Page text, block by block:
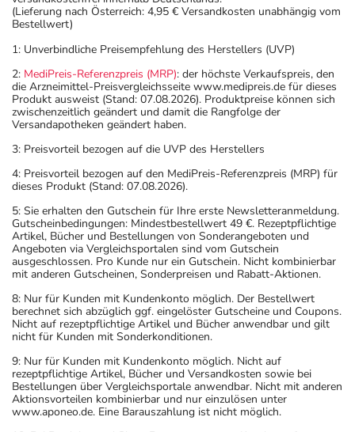
dem Arzt oder Apotheker angeben. Das gilt auch für
Arzneimittel, die Sie selbst kaufen, nur gelegentlich
anwenden oder deren Anwendung schon einige Zeit
Bitte verwenden Sie dieses Arzneimittel nicht mehr nach
dem auf der Packung oder der Umverpackung
angegebenen Verfallsdatum. Das Verfallsdatum bezieht
sich auf den letzten Tag des angegebenen Monats.
(Lieferung nach Österreich: 4,95 € Versandkosten unabhängig vom
Bestellwert)
1: Unverbindliche Preisempfehlung des Herstellers (UVP)
2: MediPreis-Referenzpreis (MRP): der höchste Verkaufspreis, den
die Arzneimittel-Preisvergleichsseite www.medipreis.de für dieses
Produkt ausweist (Stand: 07.08.2026). Produktpreise können sich
zwischenzeitlich geändert und damit die Rangfolge der
Versandapotheken geändert haben.
3: Preisvorteil bezogen auf die UVP des Herstellers
4: Preisvorteil bezogen auf den MediPreis-Referenzpreis (MRP) für
dieses Produkt (Stand: 07.08.2026).
5: Sie erhalten den Gutschein für Ihre erste Newsletteranmeldung.
Gutscheinbedingungen: Mindestbestellwert 49 €. Rezeptpflichtige
Artikel, Bücher und Bestellungen von Sonderangeboten und
Angeboten via Vergleichsportalen sind vom Gutschein
ausgeschlossen. Pro Kunde nur ein Gutschein. Nicht kombinierbar
mit anderen Gutscheinen, Sonderpreisen und Rabatt-Aktionen.
8: Nur für Kunden mit Kundenkonto möglich. Der Bestellwert
berechnet sich abzüglich ggf. eingelöster Gutscheine und Coupons.
Nicht auf rezeptpflichtige Artikel und Bücher anwendbar und gilt
nicht für Kunden mit Sonderkonditionen.
9: Nur für Kunden mit Kundenkonto möglich. Nicht auf
rezeptpflichtige Artikel, Bücher und Versandkosten sowie bei
Bestellungen über Vergleichsportale anwendbar. Nicht mit anderen
Aktionsvorteilen kombinierbar und nur einzulösen unter
www.aponeo.de. Eine Barauszahlung ist nicht möglich.